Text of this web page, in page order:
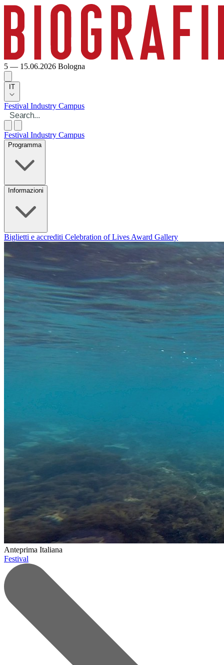
5 — 15.06.2026 Bologna
IT
Festival Industry Campus
Festival Industry Campus
Programma
Informazioni
Biglietti e accrediti Celebration of Lives Award Gallery
Anteprima Italiana
Festival